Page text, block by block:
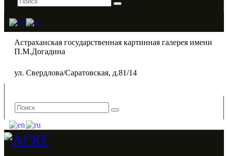
Астраханская государственная картинная галерея имени
П.М.Догадина​
ул. Свердлова/Саратовская, д.81/14